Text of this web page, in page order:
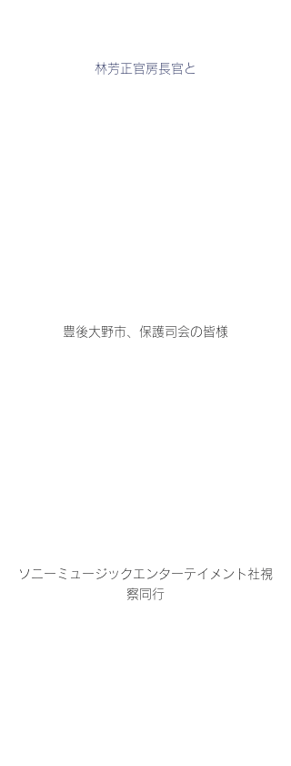
林芳正官房長官と
豊後大野市、保護司会の皆様
ソニーミュージックエンターテイメント社視
察同行